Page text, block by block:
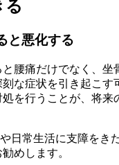
る
と悪化する
腰痛だけでなく、坐
な症状を引き起こす
を行うことが、将来
日常生活に支障をき
めします。